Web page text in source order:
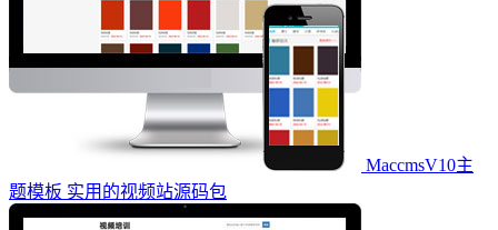
MaccmsV10主
题模板 实用的视频站源码包